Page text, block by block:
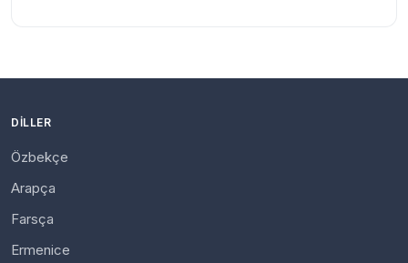
DILLER
Özbekçe
Arapça
Farsça
Ermenice